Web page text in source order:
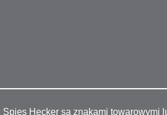
Hecker są znakami towarowymi